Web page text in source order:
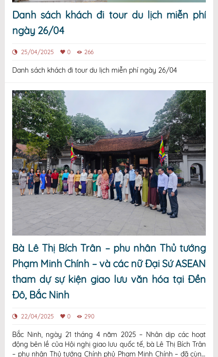
Danh sách khách đi tour du lịch miễn phí
ngày 26/04
25/04/2025 0 266
Danh sách khách đi tour du lịch miễn phí ngày 26/04
Bà Lê Thị Bích Trân – phu nhân Thủ tướng
Phạm Minh Chính – và các nữ Đại Sứ ASEAN
tham dự sự kiện giao lưu văn hóa tại Đền
Đô, Bắc Ninh
22/04/2025 0 290
Bắc Ninh, ngày 21 tháng 4 năm 2025 – Nhân dịp các hoạt
động bên lề của Hội nghị giao lưu quốc tế, bà Lê Thị Bích Trân
– phu nhân Thủ tướng Chính phủ Phạm Minh Chính – đã cùng